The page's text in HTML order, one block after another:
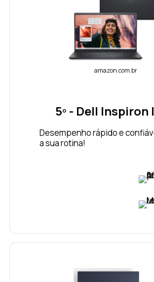
amazon.com.br
5º - Dell Inspiron
Desempenho rápido e
a sua rotina!